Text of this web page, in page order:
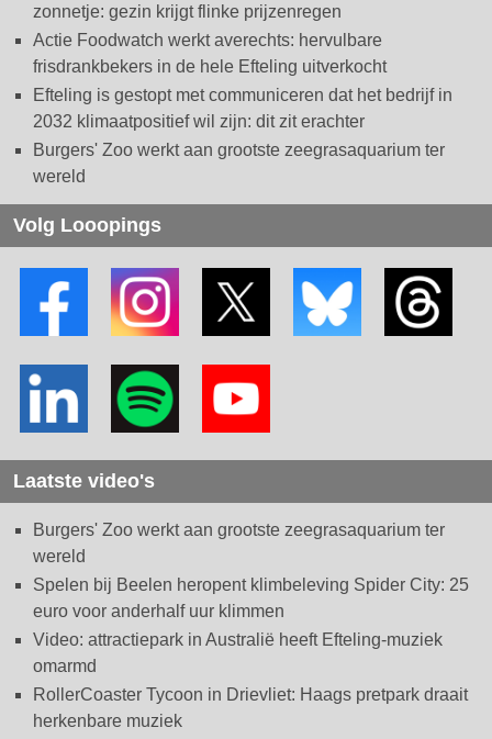
zonnetje: gezin krijgt flinke prijzenregen
Actie Foodwatch werkt averechts: hervulbare
frisdrankbekers in de hele Efteling uitverkocht
Efteling is gestopt met communiceren dat het bedrijf in
2032 klimaatpositief wil zijn: dit zit erachter
Burgers' Zoo werkt aan grootste zeegrasaquarium ter
wereld
Volg Looopings
Laatste video's
Burgers' Zoo werkt aan grootste zeegrasaquarium ter
wereld
Spelen bij Beelen heropent klimbeleving Spider City: 25
euro voor anderhalf uur klimmen
Video: attractiepark in Australië heeft Efteling-muziek
omarmd
RollerCoaster Tycoon in Drievliet: Haags pretpark draait
herkenbare muziek